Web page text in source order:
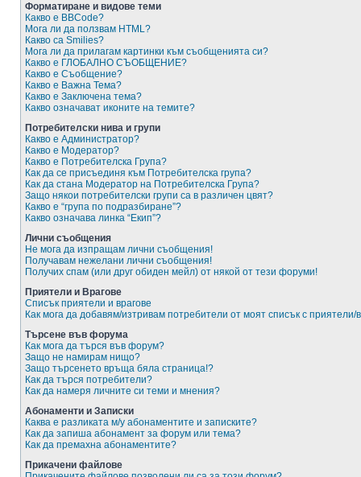
Форматиране и видове теми
Какво е BBCode?
Мога ли да ползвам HTML?
Какво са Smilies?
Мога ли да прилагам картинки към съобщенията си?
Какво е ГЛОБАЛНО СЪОБЩЕНИЕ?
Какво е Съобщение?
Какво е Важна Тема?
Какво е Заключена тема?
Какво означават иконите на темите?
Потребителски нива и групи
Какво е Администратор?
Какво е Модератор?
Какво е Потребителска Група?
Как да се присъединя към Потребителска група?
Как да стана Модератор на Потребителска Група?
Защо някои потребителски групи са в различен цвят?
Какво е “група по подразбиране”?
Какво означава линка “Екип”?
Лични съобщения
Не мога да изпращам лични съобщения!
Получавам нежелани лични съобщения!
Получих спам (или друг обиден мейл) от някой от тези форуми!
Приятели и Врагове
Списък приятели и врагове
Как мога да добавям/изтривам потребители от моят списък с приятели/
Търсене във форума
Как мога да търся във форум?
Защо не намирам нищо?
Защо търсенето връща бяла страница!?
Как да търся потребители?
Как да намеря личните си теми и мнения?
Абонаменти и Записки
Каква е разликата м/у абонаментите и записките?
Как да запиша абонамент за форум или тема?
Как да премахна абонаментите?
Прикачени файлове